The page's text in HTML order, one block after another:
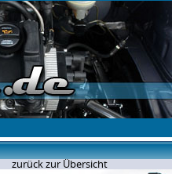
zurück zur Übersicht